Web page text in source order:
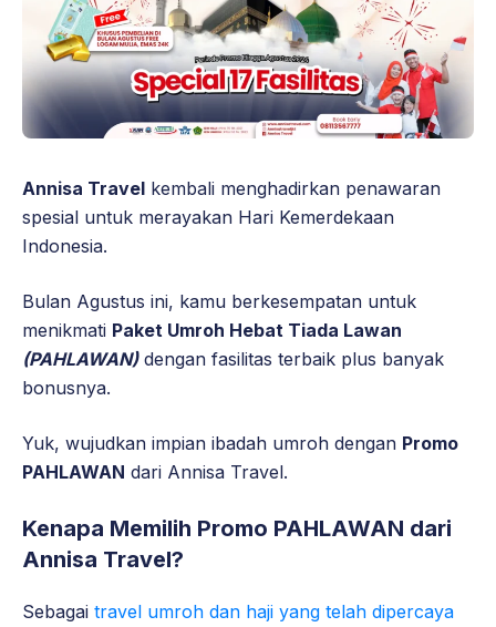
Annisa Travel kembali menghadirkan penawaran
spesial untuk merayakan Hari Kemerdekaan
Indonesia.
Bulan Agustus ini, kamu berkesempatan untuk
menikmati Paket Umroh Hebat Tiada Lawan
(PAHLAWAN)dengan fasilitas terbaik plus banyak
bonusnya.
Yuk, wujudkan impian ibadah umroh dengan Promo
PAHLAWAN dari Annisa Travel.
Kenapa Memilih Promo PAHLAWAN dari
Annisa Travel?
Sebagai travel umroh dan haji yang telah dipercaya